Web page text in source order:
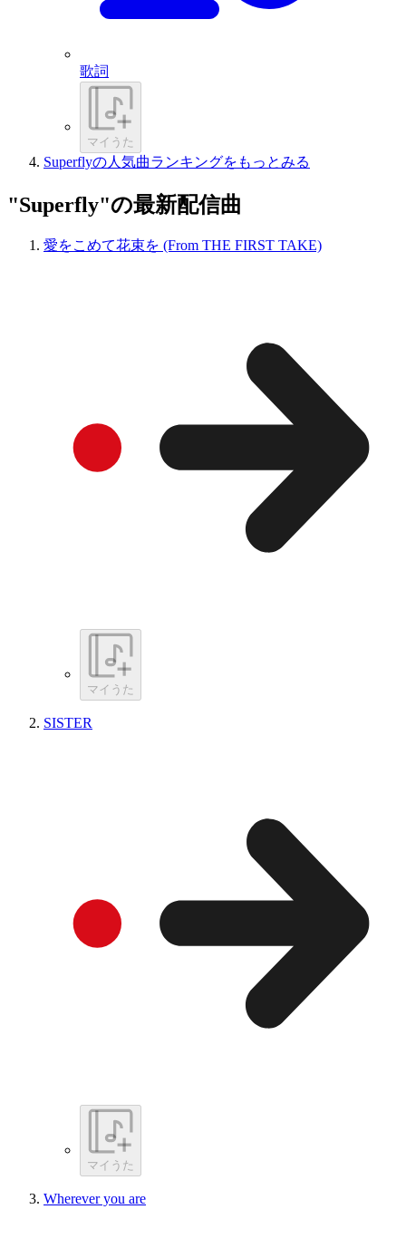
歌詞
マイうた
Superflyの人気曲ランキングをもっとみる
"Superfly"の最新配信曲
愛をこめて花束を (From THE FIRST TAKE)
マイうた
SISTER
マイうた
Wherever you are